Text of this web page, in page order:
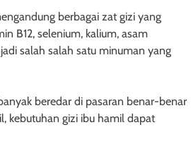
berbagai zat gizi yang
B12, selenium, kalium, asam
salah salah satu minuman yang
beredar di pasaran benar-benar
kebutuhan gizi ibu hamil dapat